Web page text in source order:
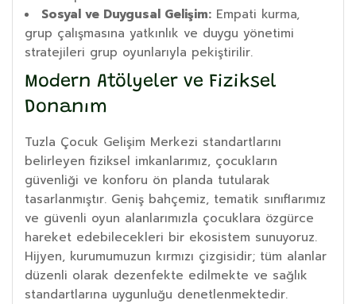
Sosyal ve Duygusal Gelişim: Empati kurma,
grup çalışmasına yatkınlık ve duygu yönetimi
stratejileri grup oyunlarıyla pekiştirilir.
Modern Atölyeler ve Fiziksel
Donanım
Tuzla Çocuk Gelişim Merkezi standartlarını
belirleyen fiziksel imkanlarımız, çocukların
güvenliği ve konforu ön planda tutularak
tasarlanmıştır. Geniş bahçemiz, tematik sınıflarımız
ve güvenli oyun alanlarımızla çocuklara özgürce
hareket edebilecekleri bir ekosistem sunuyoruz.
Hijyen, kurumumuzun kırmızı çizgisidir; tüm alanlar
düzenli olarak dezenfekte edilmekte ve sağlık
standartlarına uygunluğu denetlenmektedir.